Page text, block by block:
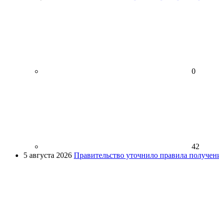
0
42
5 августа 2026 Правительство уточнило правила